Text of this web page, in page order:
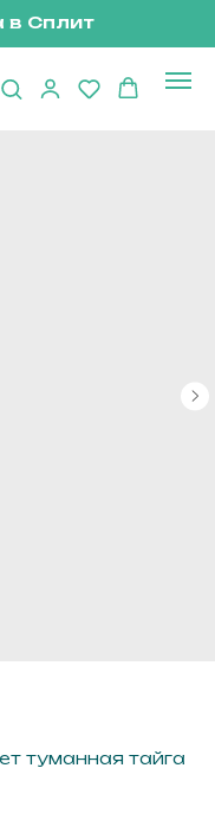
в Сплит
туманная тайга